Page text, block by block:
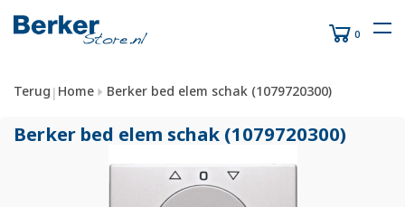
0
Terug | Home Berker bed elem schak (1079720300)
Berker bed elem schak (1079720300)